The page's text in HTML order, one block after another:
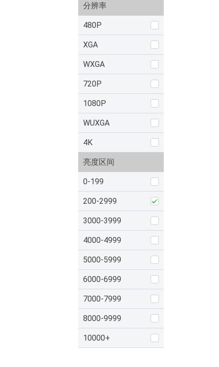
分辨率
480P
XGA
WXGA
720P
1080P
WUXGA
4K
亮度区间
0-199
200-2999
3000-3999
4000-4999
5000-5999
6000-6999
7000-7999
8000-9999
10000+